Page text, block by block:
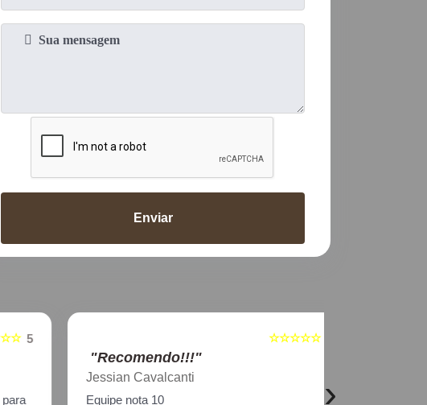
Enviar
5 5
☆☆☆☆☆
"Recomendo!!!"
Jessian Cavalcanti
Equipe nota 10
›